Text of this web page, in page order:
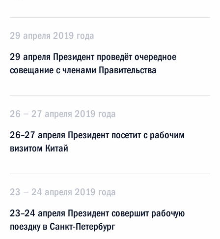
29 апреля 2019 года
29 апреля Президент проведёт очередное
совещание с членами Правительства
26 − 27 апреля 2019 года
26–27 апреля Президент посетит с рабочим
визитом Китай
23 − 24 апреля 2019 года
23–24 апреля Президент совершит рабочую
поездку в Санкт-Петербург